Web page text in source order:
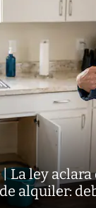
ley aclara
alquiler: